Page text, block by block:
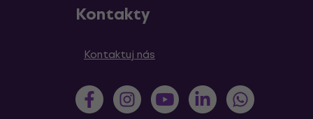
Kontakty
Kontaktuj nás